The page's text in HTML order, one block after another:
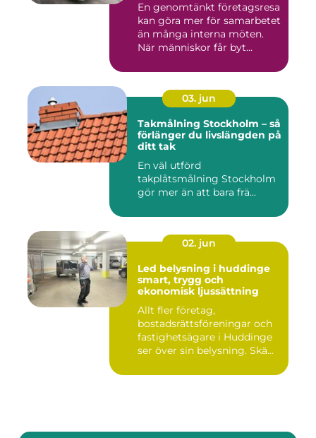
En genomtänkt företagsresa
kan göra mer för samarbetet
än många interna möten.
När människor får byt...
03. jun
Takmålning Stockholm – så
förlänger du livslängden på
ditt tak
En väl utförd
takplåtsmålning Stockholm
gör mer än att bara frä...
02. jun
Led belysning i huddinge
smart, trygg och
ekonomisk ljussättning
Allt fler företag,
bostadsrättsföreningar och
fastighetsägare i Huddinge
ser över sin belysning. Skä...